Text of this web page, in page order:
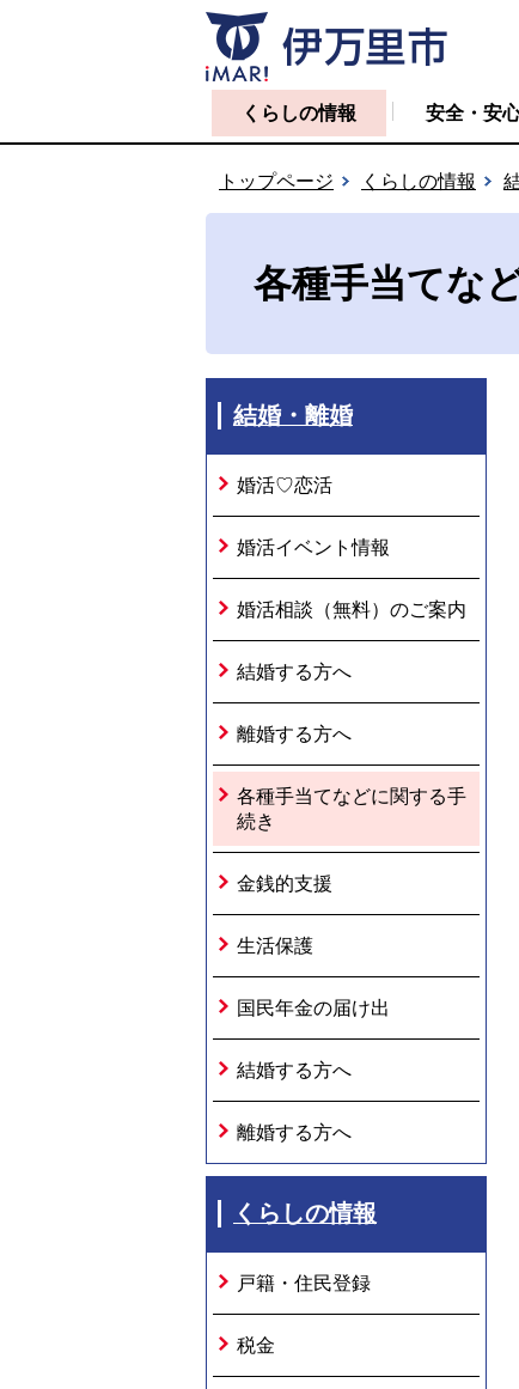
くらしの情報 安全・安
トップページ くらしの情報
各種手当てな
結婚・離婚
婚活♡恋活
婚活イベント情報
婚活相談（無料）のご案内
結婚する方へ
離婚する方へ
各種手当てなどに関する手
続き
金銭的支援
生活保護
国民年金の届け出
結婚する方へ
離婚する方へ
くらしの情報
戸籍・住民登録
税金